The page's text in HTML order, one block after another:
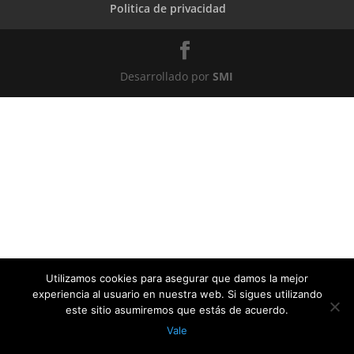
Politica de privacidad
Desarrollado porSMI
Utilizamos cookies para asegurar que damos la mejor
experiencia al usuario en nuestra web. Si sigues utilizando
este sitio asumiremos que estás de acuerdo.
Vale